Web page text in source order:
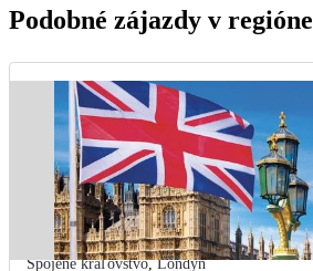
Podobné zájazdy v regióne
Spojené kráľovstvo,Londýn